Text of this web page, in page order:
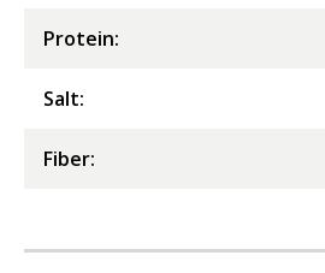
Protein:
Salt:
Fiber: